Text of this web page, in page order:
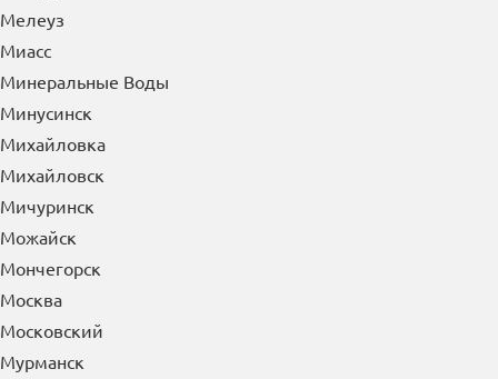
Мелеуз
Миасс
Минеральные Воды
Минусинск
Михайловка
Михайловск
Мичуринск
Можайск
Мончегорск
Москва
Московский
Мурманск